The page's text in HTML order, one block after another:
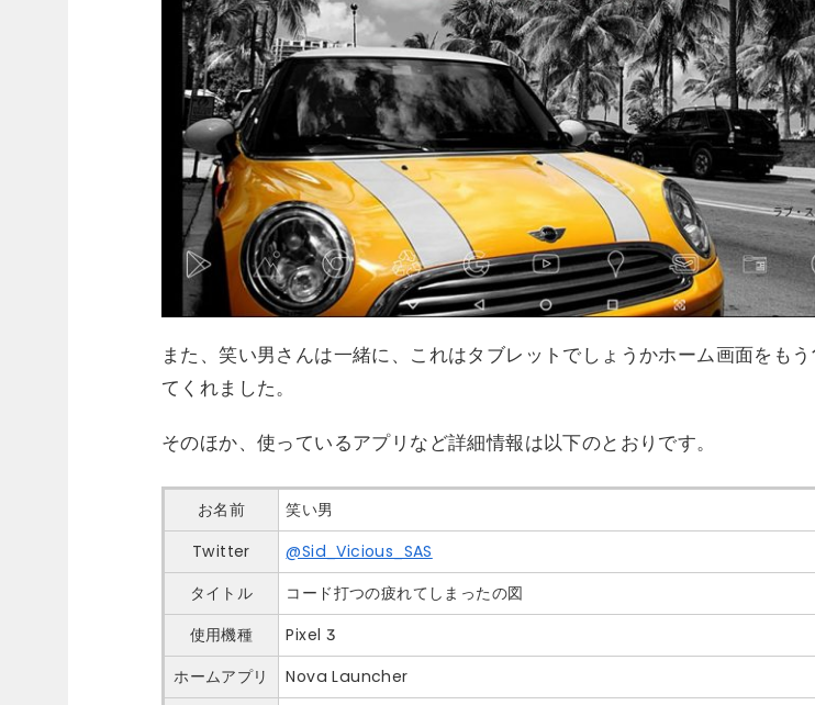
また、笑い男さんは一緒に、これはタブレットでしょうかホーム画面をもう
てくれました。
そのほか、使っているアプリなど詳細情報は以下のとおりです。
お名前
笑い男
Twitter
@Sid_Vicious_SAS
タイトル
コード打つの疲れてしまったの図
使用機種
Pixel 3
ホームアプリ
Nova Launcher